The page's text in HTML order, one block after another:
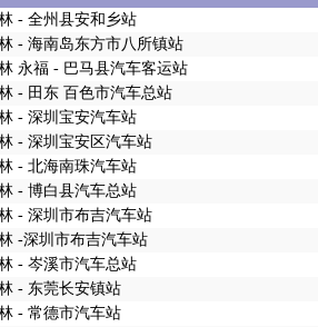
- 全州县安和乡站
- 海南岛东方市八所镇站
永福 - 巴马县汽车客运站
- 田东 百色市汽车总站
- 深圳宝安汽车站
- 深圳宝安区汽车站
- 北海南珠汽车站
- 博白县汽车总站
- 深圳市布吉汽车站
-深圳市布吉汽车站
- 岑溪市汽车总站
- 东莞长安镇站
- 常德市汽车站